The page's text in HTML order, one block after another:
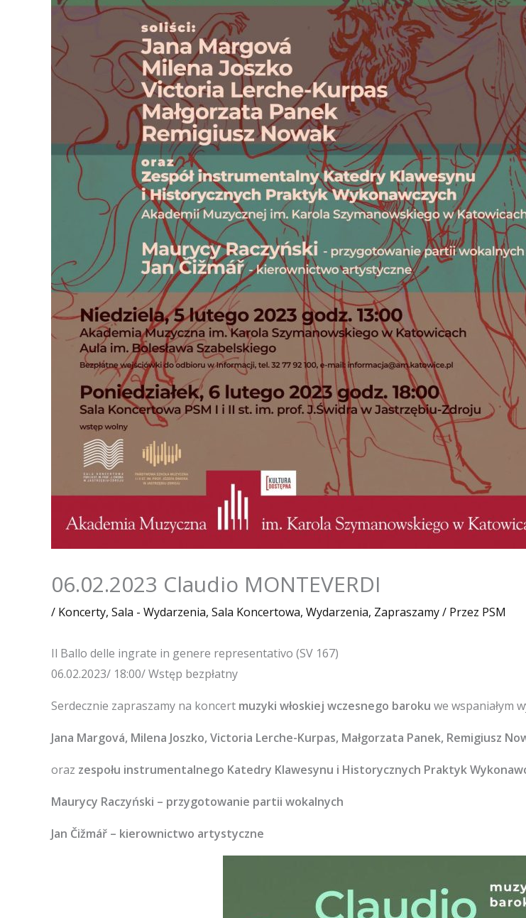
06.02.2023 Claudio MONTEVERDI
/ Koncerty, Sala - Wydarzenia, Sala Koncertowa, Wydarzenia, Zapraszamy/ Przez PSM
Il Ballo delle ingrate in genere representativo (SV 167)
06.02.2023/ 18:00/ Wstęp bezpłatny
Serdecznie zapraszamy na koncert muzyki włoskiej wczesnego baroku we wspaniałym
Jana Margová, Milena Joszko, Victoria Lerche-Kurpas, Małgorzata Panek, Remigiusz
oraz zespołu instrumentalnego Katedry Klawesynu i Historycznych Praktyk
Maurycy Raczyński – przygotowanie partii wokalnych
Jan Čižmář – kierownictwo artystyczne